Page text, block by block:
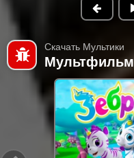
Скачать Мультики